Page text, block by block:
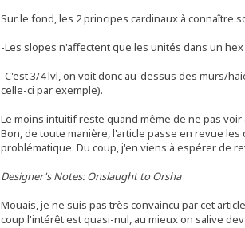
Sur le fond, les 2 principes cardinaux à connaître
-Les slopes n'affectent que les unités dans un
-C'est 3/4 lvl, on voit donc au-dessus des murs/
celle-ci par exemple).
Le moins intuitif reste quand même de ne pas
Bon, de toute manière, l'article passe en revue
problématique. Du coup, j'en viens à espérer de
Designer's Notes: Onslaught to Orsha
Mouais, je ne suis pas très convaincu par cet
coup l'intérêt est quasi-nul, au mieux on salive